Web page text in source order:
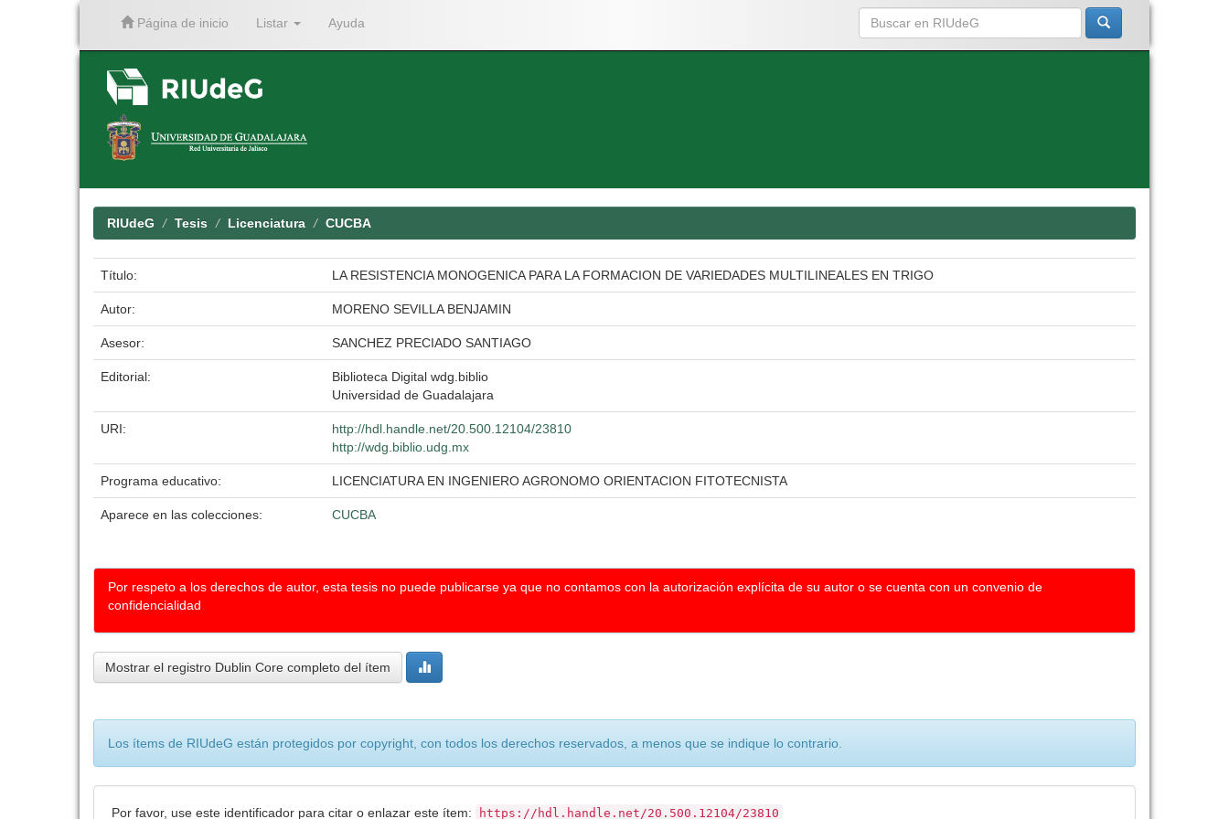
Página de inicio Listar Ayuda
RIUdeG Tesis Licenciatura CUCBA
Título: LA RESISTENCIA MONOGENICA PARA LA FORMACION DE VARIEDADES MULTILINEALES EN TRIGO
Autor: MORENO SEVILLA BENJAMIN
Asesor: SANCHEZ PRECIADO SANTIAGO
Editorial:
Biblioteca Digital wdg.biblio
Universidad de Guadalajara
URI:
http://hdl.handle.net/20.500.12104/23810
http://wdg.biblio.udg.mx
Programa educativo: LICENCIATURA EN INGENIERO AGRONOMO ORIENTACION FITOTECNISTA
Aparece en las colecciones: CUCBA
Por respeto a los derechos de autor, esta tesis no puede publicarse ya que no contamos con la autorización explícita de su autor o se cuenta con un convenio de
confidencialidad
Mostrar el registro Dublin Core completo del ítem
Los ítems de RIUdeG están protegidos por copyright, con todos los derechos reservados, a menos que se indique lo contrario.
Por favor, use este identificador para citar o enlazar este ítem: https://hdl.handle.net/20.500.12104/23810